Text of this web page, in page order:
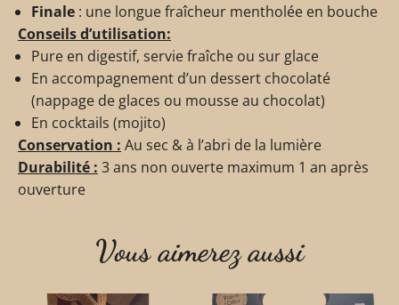
Finale : une longue fraîcheur mentholée en bouche
Conseils d’utilisation:
Pure en digestif, servie fraîche ou sur glace
En accompagnement d’un dessert chocolaté
(nappage de glaces ou mousse au chocolat)
En cocktails (mojito)
Conservation : Au sec & à l’abri de la lumière
Durabilité : 3 ans non ouverte maximum 1 an après
ouverture
Vous aimerez aussi